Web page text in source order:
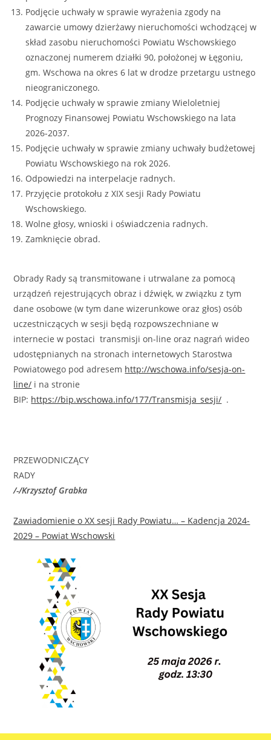
Podjęcie uchwały w sprawie wyrażenia zgody na
zawarcie umowy dzierżawy nieruchomości wchodzącej w
skład zasobu nieruchomości Powiatu Wschowskiego
oznaczonej numerem działki 90, położonej w Łęgoniu,
gm. Wschowa na okres 6 lat w drodze przetargu ustnego
nieograniczonego.
Podjęcie uchwały w sprawie zmiany Wieloletniej
Prognozy Finansowej Powiatu Wschowskiego na lata
2026-2037.
Podjęcie uchwały w sprawie zmiany uchwały budżetowej
Powiatu Wschowskiego na rok 2026.
Odpowiedzi na interpelacje radnych.
Przyjęcie protokołu z XIX sesji Rady Powiatu
Wschowskiego.
Wolne głosy, wnioski i oświadczenia radnych.
Zamknięcie obrad.
Obrady Rady są transmitowane i utrwalane za pomocą
urządzeń rejestrujących obraz i dźwięk, w związku z tym
dane osobowe (w tym dane wizerunkowe oraz głos) osób
uczestniczących w sesji będą rozpowszechniane w
internecie w postaci transmisji on-line oraz nagrań wideo
udostępnianych na stronach internetowych Starostwa
Powiatowego pod adresem http://wschowa.info/sesja-on-
line/ i na stronie
BIP: https://bip.wschowa.info/177/Transmisja_sesji/ .
PRZEWODNICZĄCY
RADY
/-/Krzysztof Grabka
Zawiadomienie o XX sesji Rady Powiatu… – Kadencja 2024-
2029 – Powiat Wschowski